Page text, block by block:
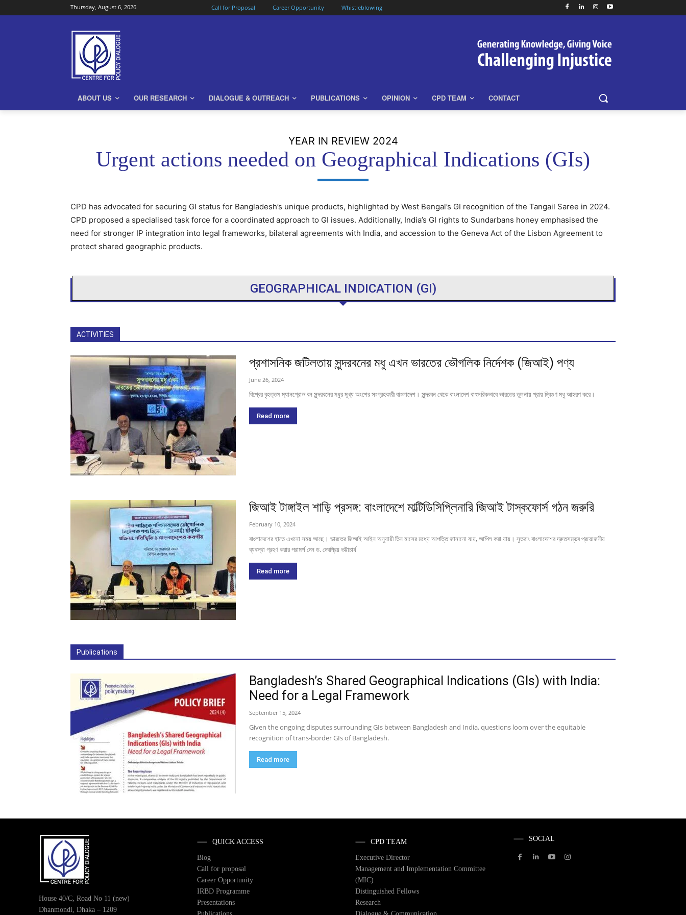
Thursday, August 6, 2026 Call for Proposal Career Opportunity Whistleblowing
ABOUT US OUR RESEARCH DIALOGUE & OUTREACH PUBLICATIONS OPINION CPD TEAM CONTACT
YEAR IN REVIEW 2024
Urgent actions needed on Geographical Indications (GIs)
CPD has advocated for securing GI status for Bangladesh’s unique products, highlighted by West Bengal’s GI recognition of the Tangail Saree in 2024.
CPD proposed a specialised task force for a coordinated approach to GI issues. Additionally, India’s GI rights to Sundarbans honey emphasised the
need for stronger IP integration into legal frameworks, bilateral agreements with India, and accession to the Geneva Act of the Lisbon Agreement to
protect shared geographic products.
GEOGRAPHICAL INDICATION (GI)
ACTIVITIES
প্রশাসনিক জটিলতায় সুন্দরবনের মধু এখন ভারতের ভৌগলিক নির্দেশক (জিআই) পণ্য
June 26, 2024
বিশ্বের বৃহত্তম ম্যানগ্রোভ বন সুন্দরবনের মধুর মূখ্য অংশের সংগ্রহকারী বাংলাদেশ। সুন্দরবন থেকে বাংলাদেশ বাৎসরিকভাবে ভারতের তুলনায় প্রায় দ্বিগুণ মধু আহরণ করে।
Read more
জিআই টাঙ্গাইল শাড়ি প্রসঙ্গ: বাংলাদেশে মাল্টিডিসিপ্লিনারি জিআই টাস্কফোর্স গঠন জরুরি
February 10, 2024
বাংলাদেশের হাতে এখনো সময় আছে। ভারতের জিআই আইন অনুযায়ী তিন মাসের মধ্যে আপত্তি জানানো যায়, আপিল করা যায়। সুতরাং বাংলাদেশের দ্রুতসম্ভব প্রয়োজনীয়
ব্যবস্থা গ্রহণ করার পরামর্শ দেন ড. দেবপ্রিয় ভট্টাচার্য
Read more
Publications
Bangladesh’s Shared Geographical Indications (GIs) with India:
Need for a Legal Framework
September 15, 2024
Given the ongoing disputes surrounding GIs between Bangladesh and India, questions loom over the equitable
recognition of trans-border GIs of Bangladesh.
Read more
House 40/C, Road No 11 (new)
Dhanmondi, Dhaka – 1209
QUICK ACCESS
Blog
Call for proposal
Career Opportunity
IRBD Programme
Presentations
CPD TEAM
Executive Director
Management and Implementation Committee
(MIC)
Distinguished Fellows
Research
SOCIAL